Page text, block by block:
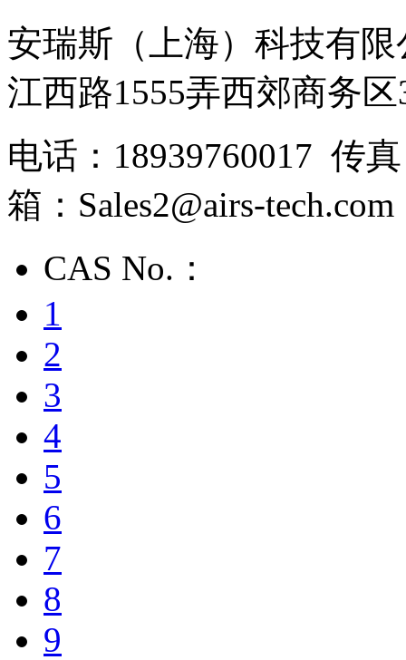
安瑞斯（上海）科技有
江西路1555弄西郊商务
电话：18939760017 传
箱：Sales2@airs-tech.com
CAS No.：
1
2
3
4
5
6
7
8
9